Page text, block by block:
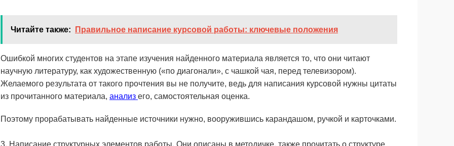
Читайте также: Правильное написание курсовой работы: ключевые положения
Ошибкой многих студентов на этапе изучения найденного материала является то, что они читают
научную литературу, как художественную («по диагонали», с чашкой чая, перед телевизором).
Желаемого результата от такого прочтения вы не получите, ведь для написания курсовой нужны цитаты
из прочитанного материала, анализ его, самостоятельная оценка.
Поэтому прорабатывать найденные источники нужно, вооружившись карандашом, ручкой и карточками.
Написание структурных элементов работы. Они описаны в методичке, также прочитать о структуре